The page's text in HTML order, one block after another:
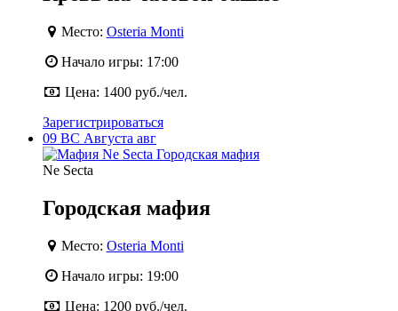
Место: Osteria Monti
Начало игры: 17:00
Цена: 1400 руб./чел.
Зарегистрироваться
09 ВС Августа авг
Ne Secta
Городская мафия
Место: Osteria Monti
Начало игры: 19:00
Цена: 1200 руб./чел.